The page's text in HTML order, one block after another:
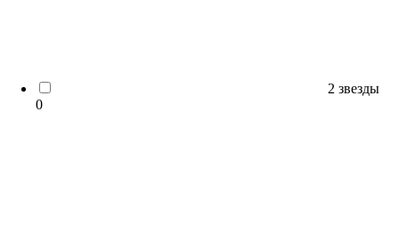
2 звезды
0